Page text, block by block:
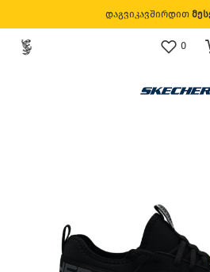
დაგვიკავშირდით
0